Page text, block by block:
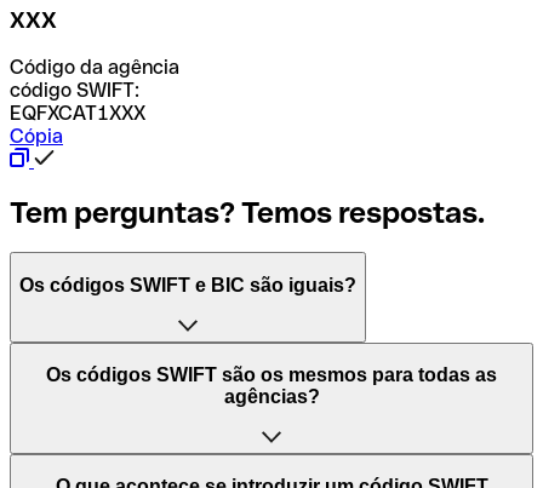
XXX
Código da agência
código SWIFT:
EQFXCAT1XXX
Cópia
Tem perguntas? Temos respostas.
Os códigos SWIFT e BIC são iguais?
O acrónimo SWIFT significa "Society for Worldwide
Interbank Financial Telecommunication (Sociedade para
Mundiais)". Trata-se de uma rede mundial onde se
processam pagamentos entre países. Por outro lado, BIC
Os códigos SWIFT são os mesmos para todas as
agências?